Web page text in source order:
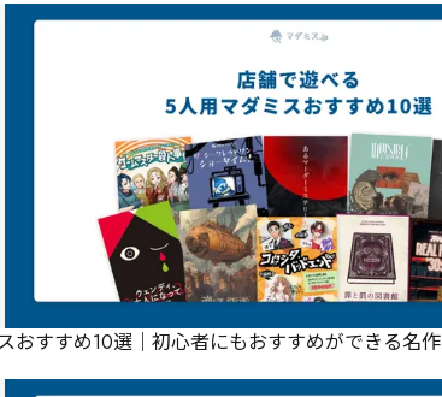
おすすめ10選｜初心者にもおすすめができる名作